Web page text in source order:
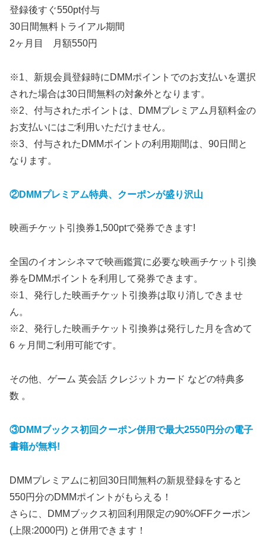
登録後すぐ550pt付与
30日間無料トライアル期間
2ヶ月目 月額550円
※1、新規会員登録時にDMMポイントでのお支払いを選択
された場合は30日間無料の対象外となります。
※2、付与されたポイントは、DMMプレミアム月額料金の
お支払いにはご利用いただけません。
※3、付与されたDMMポイントの利用期間は、90日間と
なります。
②DMMプレミアム特典、クーポンが盛り沢山
映画チケット引換券1,500ptで発券できます!
全国のイオンシネマで映画鑑賞に必要な映画チケット引換
券をDMMポイントを利用して発券できます。
※1、発行した映画チケット引換券は取り消しできませ
ん。
※2、発行した映画チケット引換券は発行した月を含めて
6 ヶ月間ご利用可能です。
その他、ゲーム 英会話 クレジットカード などの特典多
数 。
③DMMブックス初回クーポン併用で最大2550円分の電子
書籍が無料!
DMMプレミアムに初回30日間無料の新規登録をすると
550円分のDMMポイントがもらえる！
さらに、DMMブックス初回利用限定の90%OFFクーポン
(上限:2000円) と併用できます！